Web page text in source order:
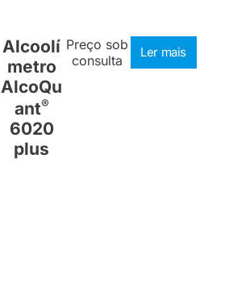
Alcoolí
metro
AlcoQu
ant®
6020
plus
Preço sob
consulta
Ler mais